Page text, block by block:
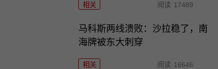
相关 阅读 17489
马科斯两线溃败：沙拉稳了，南
海牌被东大刺穿
相关 阅读 16646